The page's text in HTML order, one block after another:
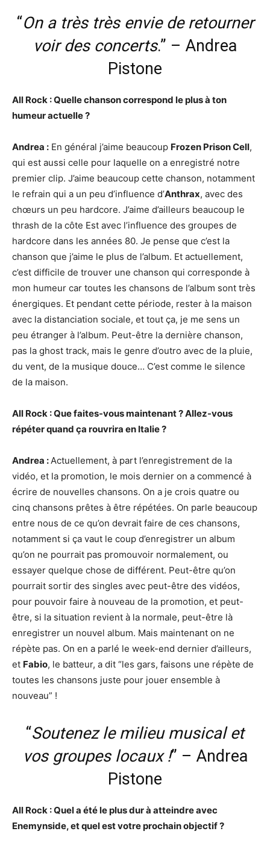
“On a très très envie de retourner
voir des concerts.” – Andrea
Pistone
All Rock : Quelle chanson correspond le plus à ton
humeur actuelle ?
Andrea : En général j’aime beaucoup Frozen Prison Cell,
qui est aussi celle pour laquelle on a enregistré notre
premier clip. J’aime beaucoup cette chanson, notamment
le refrain qui a un peu d’influence d’Anthrax, avec des
chœurs un peu hardcore. J’aime d’ailleurs beaucoup le
thrash de la côte Est avec l’influence des groupes de
hardcore dans les années 80. Je pense que c’est la
chanson que j’aime le plus de l’album. Et actuellement,
c’est difficile de trouver une chanson qui corresponde à
mon humeur car toutes les chansons de l’album sont très
énergiques. Et pendant cette période, rester à la maison
avec la distanciation sociale, et tout ça, je me sens un
peu étranger à l’album. Peut-être la dernière chanson,
pas la ghost track, mais le genre d’outro avec de la pluie,
du vent, de la musique douce… C’est comme le silence
de la maison.
All Rock : Que faites-vous maintenant ? Allez-vous
répéter quand ça rouvrira en Italie ?
Andrea :Actuellement, à part l’enregistrement de la
vidéo, et la promotion, le mois dernier on a commencé à
écrire de nouvelles chansons. On a je crois quatre ou
cinq chansons prêtes à être répétées. On parle beaucoup
entre nous de ce qu’on devrait faire de ces chansons,
notamment si ça vaut le coup d’enregistrer un album
qu’on ne pourrait pas promouvoir normalement, ou
essayer quelque chose de différent. Peut-être qu’on
pourrait sortir des singles avec peut-être des vidéos,
pour pouvoir faire à nouveau de la promotion, et peut-
être, si la situation revient à la normale, peut-être là
enregistrer un nouvel album. Mais maintenant on ne
répète pas. On en a parlé le week-end dernier d’ailleurs,
et Fabio, le batteur, a dit “les gars, faisons une répète de
toutes les chansons juste pour jouer ensemble à
nouveau” !
“Soutenez le milieu musical et
vos groupes locaux !” – Andrea
Pistone
All Rock : Quel a été le plus dur à atteindre avec
Enemynside, et quel est votre prochain objectif ?